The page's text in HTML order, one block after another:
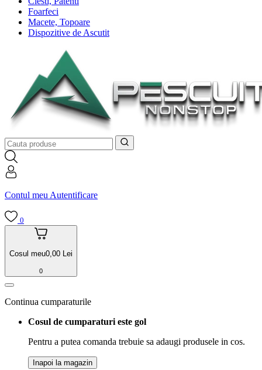
Foarfeci
Macete, Topoare
Dispozitive de Ascutit
Contul meu Autentificare
0
Cosul meu0,00 Lei
0
Continua cumparaturile
Cosul de cumparaturi este gol
Pentru a putea comanda trebuie sa adaugi produsele in cos.
Inapoi la magazin